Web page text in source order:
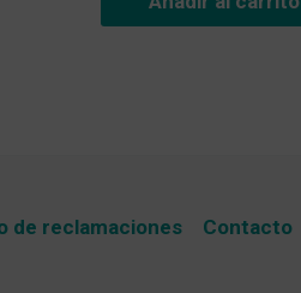
de reclamaciones Contacto